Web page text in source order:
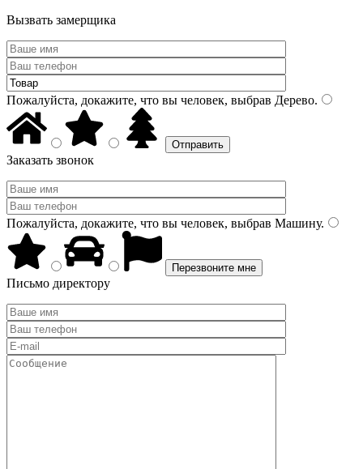
Вызвать замерщика
Пожалуйста, докажите, что вы человек, выбрав Дерево.
Заказать звонок
Пожалуйста, докажите, что вы человек, выбрав Машину.
Письмо директору